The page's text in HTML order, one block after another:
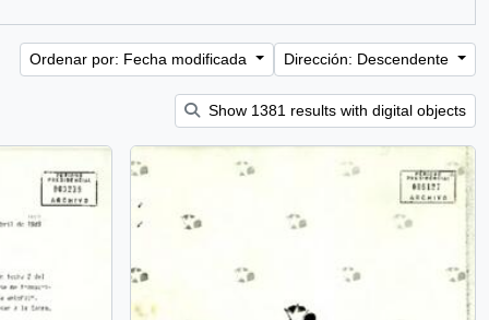
Ordenar por: Fecha modificada Dirección: Descendente
Show 1381 results with digital objects